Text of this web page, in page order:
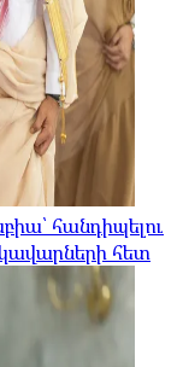
հանդիպելու
հետ